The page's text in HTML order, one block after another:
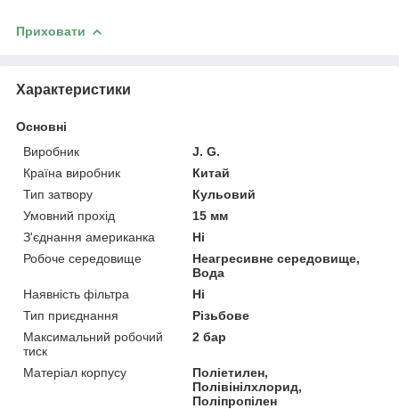
Приховати
Характеристики
Основні
Виробник
J. G.
Країна виробник
Китай
Тип затвору
Кульовий
Умовний прохід
15 мм
З'єднання американка
Ні
Робоче середовище
Неагресивне середовище,
Вода
Наявність фільтра
Ні
Тип приєднання
Різьбове
Максимальний робочий
тиск
2 бар
Матеріал корпусу
Поліетилен,
Полівінілхлорид,
Поліпропілен